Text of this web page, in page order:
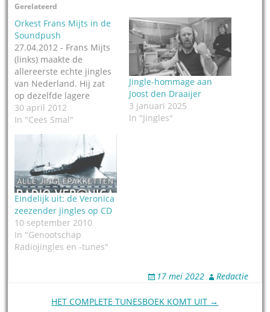
Gerelateerd
Orkest Frans Mijts in de
Soundpush
27.04.2012 - Frans Mijts
(links) maakte de
allereerste echte jingles
van Nederland. Hij zat
op dezelfde lagere
school als Willem van
Kooten, die het bij
creatief
programmaleider, en die
wierp Frans na een
bezoek aan New York
een cassette met WMCA
jingles toe met het
verzoek: maak…
30 april 2012
In "Cees Smal"
Jingle-hommage aan
Joost den Draaijer
3 januari 2025
In "Jingles"
Eindelijk uit: de Veronica
zeezender jingles op CD
10 september 2010
In "Genootschap
Radiojingles en -tunes"
17 mei 2022 Redactie
HET COMPLETE TUNESBOEK KOMT UIT →